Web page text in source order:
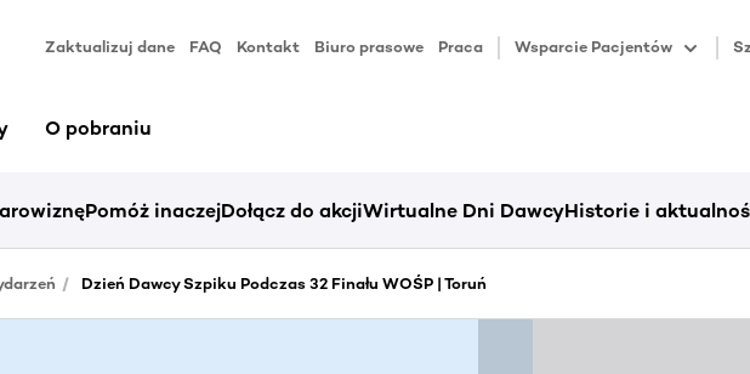
Zaktualizuj dane FAQ Kontakt Biuro prasowe Praca Wsparcie Pacjentów
O pobraniu
Pomóż inaczejDołącz do akcjiWirtualne Dni DawcyHistorie i
Dzień Dawcy Szpiku Podczas 32 Finału WOŚP | Toruń